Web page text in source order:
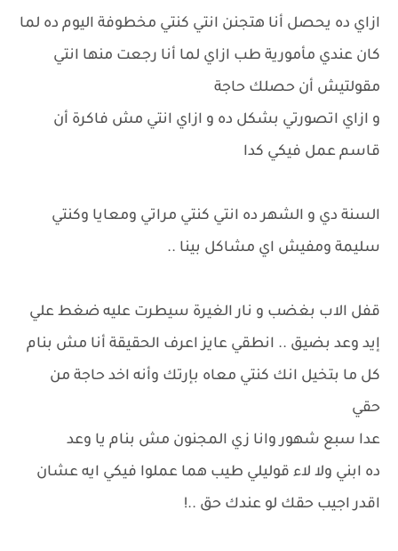
ازاي ده يحصل أنا هتجنن انتي كنتي مخطوفة اليوم ده لما
كان عندي مأمورية طب ازاي لما أنا رجعت منها انتي
مقولتيش أن حصلك حاجة
و ازاي اتصورتي بشكل ده و ازاي انتي مش فاكرة أن
قاسم عمل فيكي كدا
السنة دي و الشهر ده انتي كنتي مراتي ومعايا وكنتي
سليمة ومفيش اي مشاكل بينا ..
قفل الاب بغضب و نار الغيرة سيطرت عليه ضغط علي
إيد وعد بضيق .. انطقي عايز اعرف الحقيقة أنا مش بنام
كل ما بتخيل انك كنتي معاه بإرتك وأنه اخد حاجة من
حقي
عدا سبع شهور وانا زي المجنون مش بنام يا وعد
ده ابني ولا لاء قوليلي طيب هما عملوا فيكي ايه عشان
اقدر اجيب حقك لو عندك حق ..!